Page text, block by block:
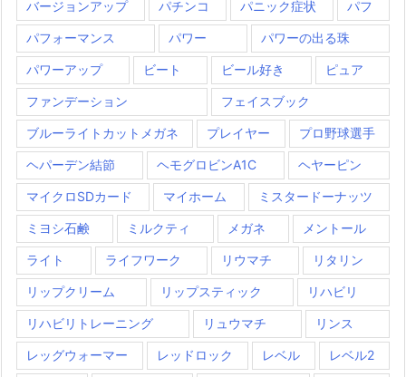
バージョンアップ パチンコ パニック症状 パフ
パフォーマンス パワー パワーの出る珠
パワーアップ ビート ビール好き ピュア
ファンデーション フェイスブック
ブルーライトカットメガネ プレイヤー プロ野球選手
ヘパーデン結節 ヘモグロビンA1C ヘヤーピン
マイクロSDカード マイホーム ミスタードーナッツ
ミヨシ石鹸 ミルクティ メガネ メントール
ライト ライフワーク リウマチ リタリン
リップクリーム リップスティック リハビリ
リハビリトレーニング リュウマチ リンス
レッグウォーマー レッドロック レベル レベル2